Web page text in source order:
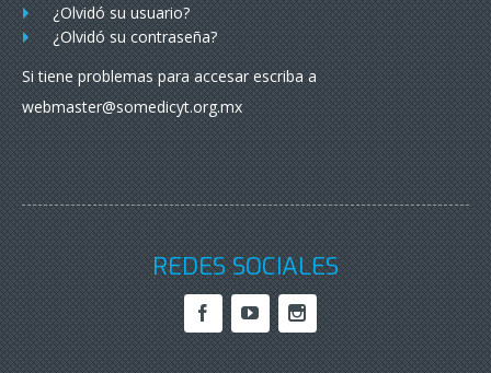
¿Olvidó su usuario?
¿Olvidó su contraseña?
Si tiene problemas para accesar escriba a
webmaster@somedicyt.org.mx
REDES SOCIALES